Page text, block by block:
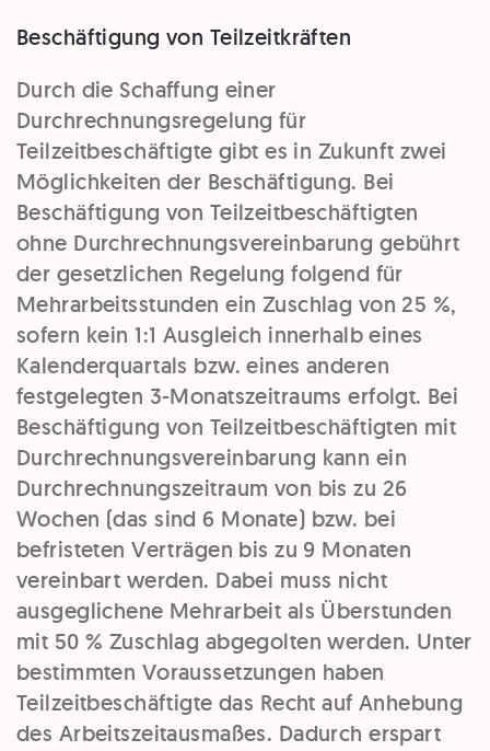
Beschäftigung von Teilzeitkräften
Durch die Schaffung einer
Durchrechnungsregelung für
Teilzeitbeschäftigte gibt es in Zukunft zwei
Möglichkeiten der Beschäftigung. Bei
Beschäftigung von Teilzeitbeschäftigten
ohne Durchrechnungsvereinbarung gebührt
der gesetzlichen Regelung folgend für
Mehrarbeitsstunden ein Zuschlag von 25 %,
sofern kein 1:1 Ausgleich innerhalb eines
Kalenderquartals bzw. eines anderen
festgelegten 3-Monatszeitraums erfolgt. Bei
Beschäftigung von Teilzeitbeschäftigten mit
Durchrechnungsvereinbarung kann ein
Durchrechnungszeitraum von bis zu 26
Wochen (das sind 6 Monate) bzw. bei
befristeten Verträgen bis zu 9 Monaten
vereinbart werden. Dabei muss nicht
ausgeglichene Mehrarbeit als Überstunden
mit 50 % Zuschlag abgegolten werden. Unter
bestimmten Voraussetzungen haben
Teilzeitbeschäftigte das Recht auf Anhebung
des Arbeitszeitausmaßes. Dadurch erspart